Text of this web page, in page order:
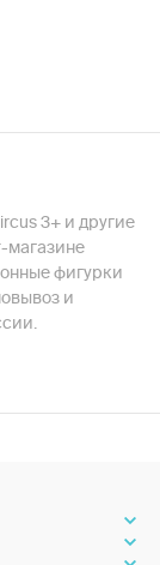
3+ и другие
магазине
фигурки
и